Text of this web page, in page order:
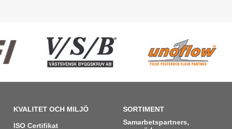
KVALITET OCH MILJÖ
ISO Certifikat
SORTIMENT
Samarbetspartners,